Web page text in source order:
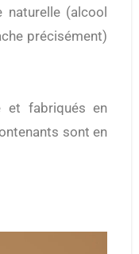
naturelle (alcool
précisément)
et fabriqués en
sont en